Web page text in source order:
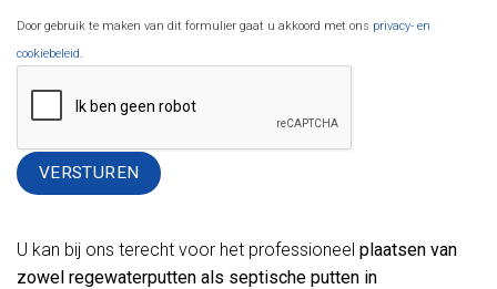
Door gebruik te maken van dit formulier gaat u akkoord met ons privacy- en
cookiebeleid.
U kan bij ons terecht voor het professioneel plaatsen van
zowel regewaterputten als septische putten in